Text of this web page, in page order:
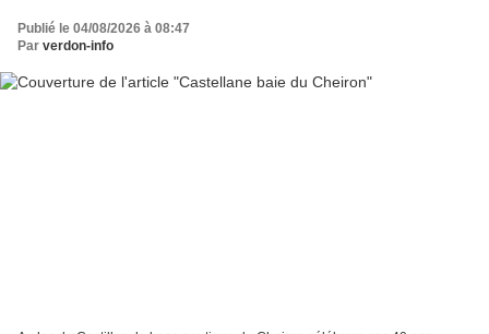
Publié le 04/08/2026 à 08:47
Par verdon-info